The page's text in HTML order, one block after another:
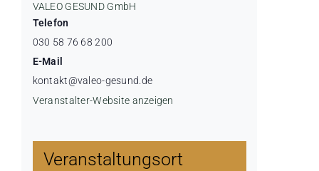
VALEO GESUND GmbH
Telefon
030 58 76 68 200
E-Mail
kontakt@valeo-gesund.de
Veranstalter-Website anzeigen
Veranstaltungsort